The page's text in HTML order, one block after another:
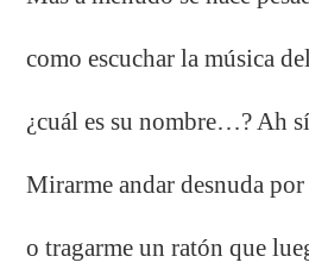
como escuchar la música
¿cuál es su nombre…? Ah
Mirarme andar desnuda
o tragarme un ratón que